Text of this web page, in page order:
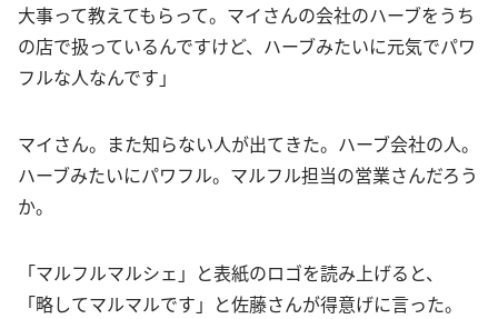
大事って教えてもらって。マイさんの会社のハーブをうち
の店で扱っているんですけど、ハーブみたいに元気でパワ
フルな人なんです」
マイさん。また知らない人が出てきた。ハーブ会社の人。
ハーブみたいにパワフル。マルフル担当の営業さんだろう
か。
「マルフルマルシェ」と表紙のロゴを読み上げると、
「略してマルマルです」と佐藤さんが得意げに言った。